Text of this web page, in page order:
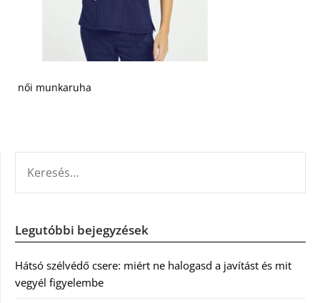
női munkaruha
Legutóbbi bejegyzések
Hátsó szélvédő csere: miért ne halogasd a javítást és mit
vegyél figyelembe